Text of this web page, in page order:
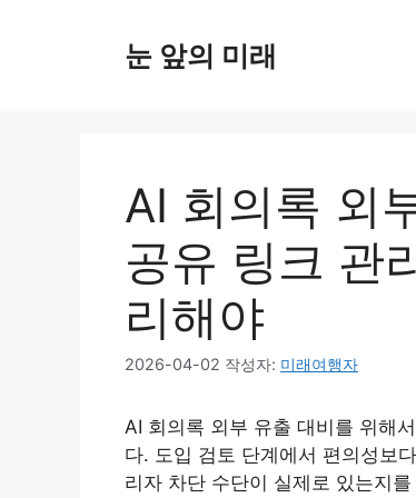
눈 앞의 미래
AI 회의록 외
공유 링크 관
리해야
2026-04-02 작성자: 미래여행자
AI 회의록 외부 유출 대비를 위해
다. 도입 검토 단계에서 편의성보
리자 차단 수단이 실제로 있는지